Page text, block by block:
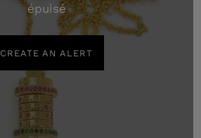
épuisé
CREATE AN ALERT